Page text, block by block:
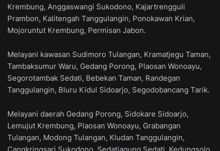
Krembung, Anggaswangi Sukodono, Kajartrengguli
Prambon, Kalitengah Tanggulangin, Ponokawan Krian,
Mojoruntut Krembung, Permisan Jabon.
Melayani kawasan Sudimoro Tulangan, Kramatjegu Taman,
Tambaksumur Waru, Gedang Porong, Plaosan Wonoayu,
Segorotambak Sedati, Bebekan Taman, Randegan
Tanggulangin, Bluru Kidul Sidoarjo, Segodobancang Tarik.
Melayani daerah Gedang Porong, Sidokare Sidoarjo,
Lemujut Krembung, Plaosan Wonoayu, Grabangan
Tulangan, Modong Tulangan, Kludan Tanggulangin,